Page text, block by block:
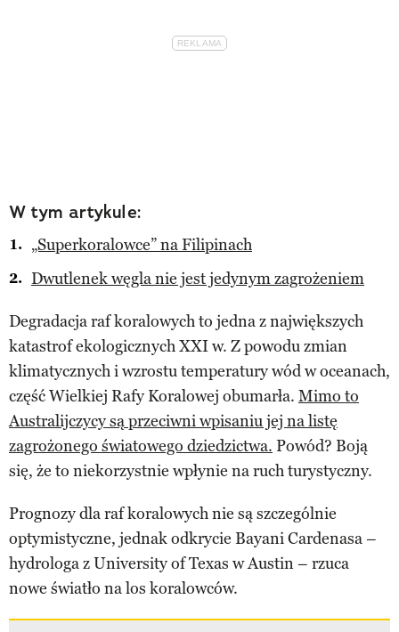
W tym artykule:
„Superkoralowce” na Filipinach
Dwutlenek węgla nie jest jedynym zagrożeniem
Degradacja raf koralowych to jedna z największych
katastrof ekologicznych XXI w. Z powodu zmian
klimatycznych i wzrostu temperatury wód w oceanach,
część Wielkiej Rafy Koralowej obumarła. Mimo to
Australijczycy są przeciwni wpisaniu jej na listę
zagrożonego światowego dziedzictwa. Powód? Boją
się, że to niekorzystnie wpłynie na ruch turystyczny.
Prognozy dla raf koralowych nie są szczególnie
optymistyczne, jednak odkrycie Bayani Cardenasa –
hydrologa z University of Texas w Austin – rzuca
nowe światło na los koralowców.